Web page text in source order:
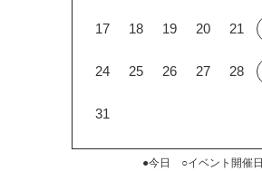
17 18 19 20 21
24 25 26 27 28
31
●今日 ○イベント開催日